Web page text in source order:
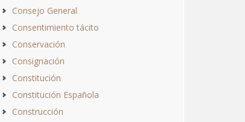
Consejo General
Consentimiento tácito
Conservación
Consignación
Constitución
Constitución Española
Construcción